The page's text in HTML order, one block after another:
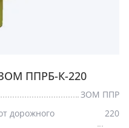
ППРБ-К-220
ЗОМ ППР
дорожного
220